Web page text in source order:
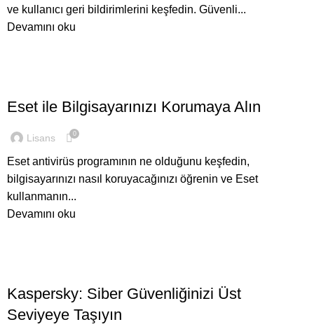
ve kullanıcı geri bildirimlerini keşfedin. Güvenli...
Devamını oku
Eset ile Bilgisayarınızı Korumaya Alın
Lisans 0
Eset antivirüs programının ne olduğunu keşfedin,
bilgisayarınızı nasıl koruyacağınızı öğrenin ve Eset
kullanmanın...
Devamını oku
Kaspersky: Siber Güvenliğinizi Üst
Seviyeye Taşıyın